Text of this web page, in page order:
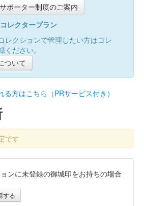
サポーター制度のご案内
レクタープラン
レクションで管理したい方はコレ
ださい。
ついて
方はこちら（PRサービス付き）
です
ンに未登録の御城印をお持ちの場合
する